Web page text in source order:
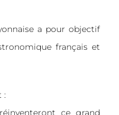
a pour objectif
français et
:
ce grand